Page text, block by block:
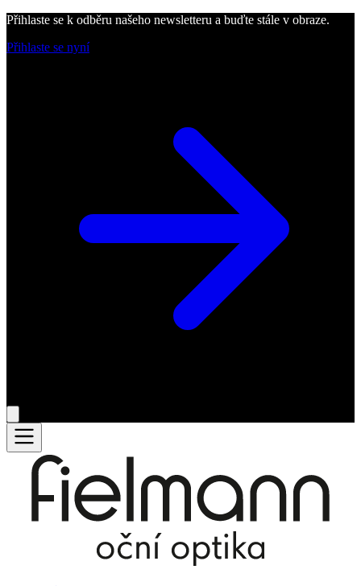
Přihlaste se k odběru našeho newsletteru a buďte stále v obraze.
Přihlaste se nyní